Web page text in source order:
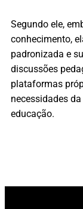
Segundo ele,
conhecimento,
padronizada e
discussões
plataformas
necessidades
educação.